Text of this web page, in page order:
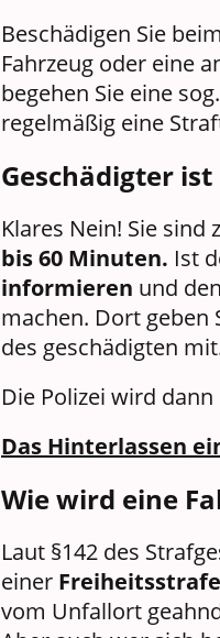
Beschädigen Sie
Fahrzeug oder eine
begehen Sie eine sog.
regelmäßig eine
Geschädigter
Klares Nein! Sie
bis 60 Minuten. Ist
informieren und
machen. Dort geben
des geschädigten
Die Polizei wird
Das Hinterlassen
Wie wird eine
Laut §142 des
einer Freiheitsstrafe
vom Unfallort